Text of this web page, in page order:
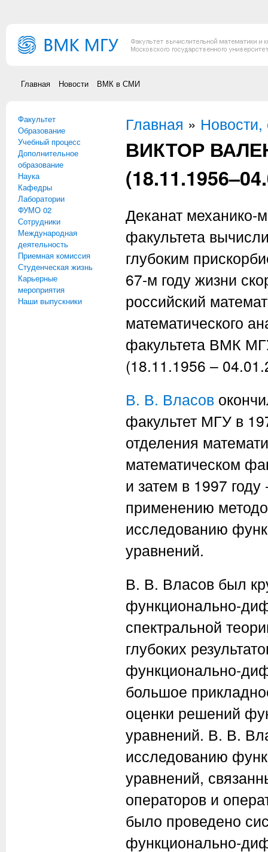
Главная Новости ВМК в СМИ
Факультет
Образование
Учебный процесс
Дополнительное
образование
Наука
Кафедры
Лаборатории
ФУМО 02
Сотрудники
Международная
деятельность
Приемная комиссия
Студенческая жизнь
Карьерные
мероприятия
Наши выпускники
Вы здесь
Главная »
ВИКТОР
Деканат механико-
факультета
глубоким
67-м году жизни
российский
математического
факультета ВМК
(18.11.1956 –
В. В. Власов
факультет МГУ в
отделения
математическом
и затем в 1997
применению
исследованию
уравнений.
В. В. Власов был
функционально-
спектральной
глубоких
функционально-
большое
оценки решений
уравнений. В. В.
исследованию
уравнений,
операторов и
было проведено
функционально-